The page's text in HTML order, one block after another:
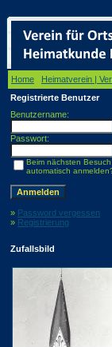
Home Heimatverein |
Registrierte Benutzer
Benutzername:
Passwort:
Beim nächsten Besuch
automatisch
» Password vergessen
» Registrierung
Zufallsbild